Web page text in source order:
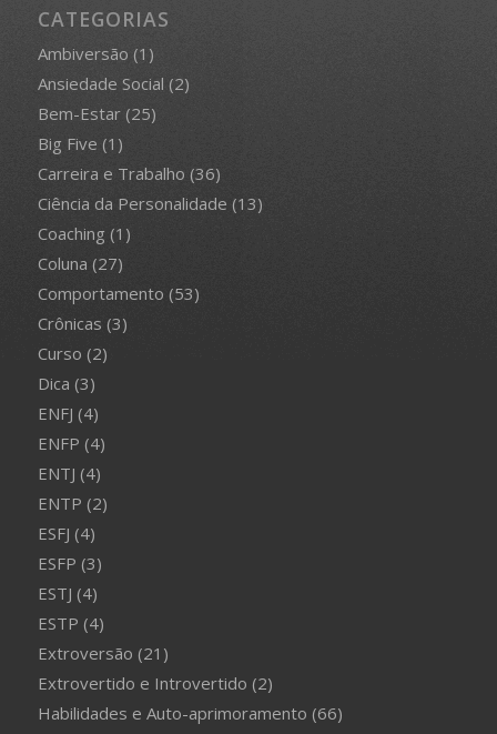
CATEGORIAS
Ambiversão (1)
Ansiedade Social (2)
Bem-Estar(25)
Big Five (1)
Carreira e Trabalho (36)
Ciência da Personalidade (13)
Coaching (1)
Coluna (27)
Comportamento (53)
Crônicas (3)
Curso (2)
Dica (3)
ENFJ (4)
ENFP (4)
ENTJ (4)
ENTP (2)
ESFJ (4)
ESFP (3)
ESTJ (4)
ESTP (4)
Extroversão (21)
Extrovertido e Introvertido (2)
Habilidades e Auto-aprimoramento (66)